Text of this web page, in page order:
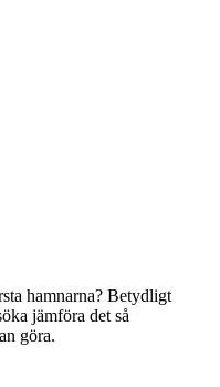
hamnarna? Betydligt
jämföra det så
göra.